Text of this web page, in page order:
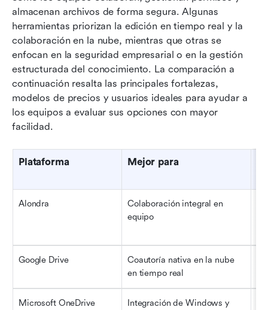
almacenan archivos de forma segura. Algunas
herramientas priorizan la edición en tiempo real y la
colaboración en la nube, mientras que otras se
enfocan en la seguridad empresarial o en la gestión
estructurada del conocimiento. La comparación a
continuación resalta las principales fortalezas,
modelos de precios y usuarios ideales para ayudar a
los equipos a evaluar sus opciones con mayor
facilidad.
Plataforma Mejor para
Alondra
Colaboración integral en
equipo
Google Drive
Coautoría nativa en la nube
en tiempo real
Microsoft OneDrive
Integración de Windows y